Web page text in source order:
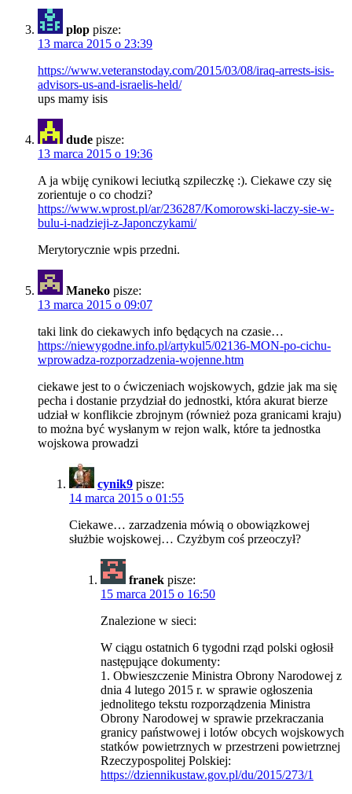
plop pisze:
13 marca 2015 o 23:39
https://www.veteranstoday.com/2015/03/08/iraq-arrests-isis-
advisors-us-and-israelis-held/
ups mamy isis
dude pisze:
13 marca 2015 o 19:36
A ja wbiję cynikowi leciutką szpileczkę :). Ciekawe czy się
zorientuje o co chodzi?
https://www.wprost.pl/ar/236287/Komorowski-laczy-sie-w-
bulu-i-nadzieji-z-Japonczykami/
Merytorycznie wpis przedni.
Maneko pisze:
13 marca 2015 o 09:07
taki link do ciekawych info będących na czasie…
https://niewygodne.info.pl/artykul5/02136-MON-po-cichu-
wprowadza-rozporzadzenia-wojenne.htm
ciekawe jest to o ćwiczeniach wojskowych, gdzie jak ma się
pecha i dostanie przydział do jednostki, która akurat bierze
udział w konflikcie zbrojnym (również poza granicami kraju)
to można być wysłanym w rejon walk, które ta jednostka
wojskowa prowadzi
cynik9 pisze:
14 marca 2015 o 01:55
Ciekawe… zarzadzenia mówią o obowiązkowej
służbie wojskowej… Czyżbym coś przeoczył?
franek pisze:
15 marca 2015 o 16:50
Znalezione w sieci:
W ciągu ostatnich 6 tygodni rząd polski ogłosił
następujące dokumenty:
1. Obwieszczenie Ministra Obrony Narodowej z
dnia 4 lutego 2015 r. w sprawie ogłoszenia
jednolitego tekstu rozporządzenia Ministra
Obrony Narodowej w sprawie przekraczania
granicy państwowej i lotów obcych wojskowych
statków powietrznych w przestrzeni powietrznej
Rzeczypospolitej Polskiej:
https://dziennikustaw.gov.pl/du/2015/273/1